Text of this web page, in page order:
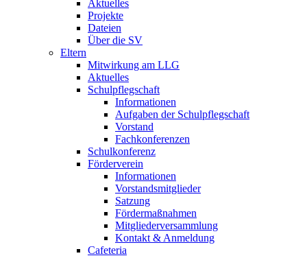
Aktuelles
Projekte
Dateien
Über die SV
Eltern
Mitwirkung am LLG
Aktuelles
Schulpflegschaft
Informationen
Aufgaben der Schulpflegschaft
Vorstand
Fachkonferenzen
Schulkonferenz
Förderverein
Informationen
Vorstandsmitglieder
Satzung
Fördermaßnahmen
Mitgliederversammlung
Kontakt & Anmeldung
Cafeteria